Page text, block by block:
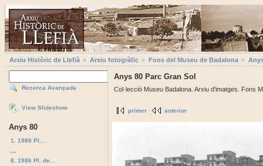
Arxiu Històric de Llefià Arxiu fotogràfic Fons del Museu de Badalona
Recerca Avançada
View Slideshow
Anys 80
1. 1980 Pl....
8. 1986 Pl. de...
Anys 80 Parc Gran Sol
Col·lecció Museu Badalona. Arxiu d'imatges. Fons
primer anterior